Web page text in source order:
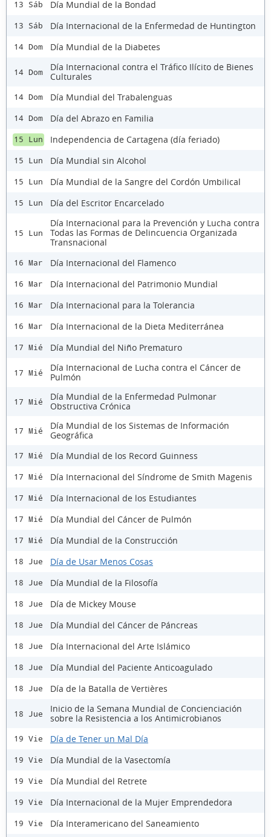
13 Sáb Día Mundial de la Bondad
13 Sáb Día Internacional de la Enfermedad de Huntington
14 Dom Día Mundial de la Diabetes
14 Dom
Día Internacional contra el Tráfico Ilícito de Bienes
Culturales
14 Dom Día Mundial del Trabalenguas
14 Dom Día del Abrazo en Familia
15 Lun Independencia de Cartagena (día feriado)
15 Lun Día Mundial sin Alcohol
15 Lun Día Mundial de la Sangre del Cordón Umbilical
15 Lun Día del Escritor Encarcelado
15 Lun
Día Internacional para la Prevención y Lucha contra
Todas las Formas de Delincuencia Organizada
Transnacional
16 Mar Día Internacional del Flamenco
16 Mar Día Internacional del Patrimonio Mundial
16 Mar Día Internacional para la Tolerancia
16 Mar Día Internacional de la Dieta Mediterránea
17 Mié Día Mundial del Niño Prematuro
17 Mié
Día Internacional de Lucha contra el Cáncer de
Pulmón
17 Mié
Día Mundial de la Enfermedad Pulmonar
Obstructiva Crónica
17 Mié
Día Mundial de los Sistemas de Información
Geográfica
17 Mié Día Mundial de los Record Guinness
17 Mié Día Internacional del Síndrome de Smith Magenis
17 Mié Día Internacional de los Estudiantes
17 Mié Día Mundial del Cáncer de Pulmón
17 Mié Día Mundial de la Construcción
18 Jue Día de Usar Menos Cosas
18 Jue Día Mundial de la Filosofía
18 Jue Día de Mickey Mouse
18 Jue Día Mundial del Cáncer de Páncreas
18 Jue Día Internacional del Arte Islámico
18 Jue Día Mundial del Paciente Anticoagulado
18 Jue Día de la Batalla de Vertières
18 Jue
Inicio de la Semana Mundial de Concienciación
sobre la Resistencia a los Antimicrobianos
19 Vie Día de Tener un Mal Día
19 Vie Día Mundial de la Vasectomía
19 Vie Día Mundial del Retrete
19 Vie Día Internacional de la Mujer Emprendedora
19 Vie Día Interamericano del Saneamiento